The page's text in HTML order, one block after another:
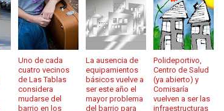
Uno de cada
cuatro vecinos
de Las Tablas
considera
mudarse del
barrio en los
La ausencia de
equipamientos
básicos vuelve a
ser este año el
mayor problema
del barrio para
Polideportivo,
Centro de Salud
(ya abierto) y
Comisaría
vuelven a ser las
infraestructuras